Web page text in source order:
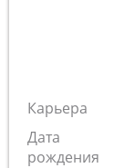
Карьера
Дата
рождения